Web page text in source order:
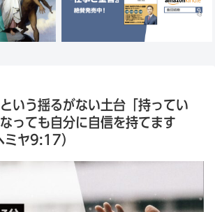
いう揺るがない土台「持ってい
っても自分に自信を持てます
ミヤ9:17）